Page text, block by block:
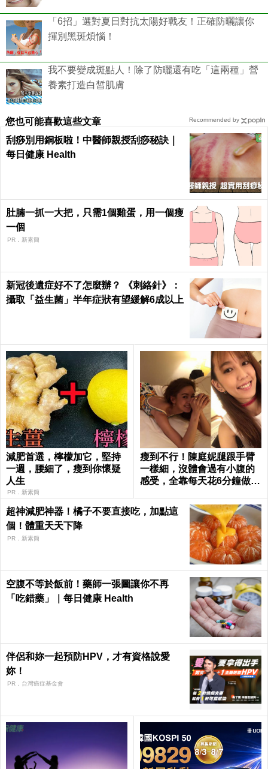
「6招」選對夏日對抗太陽好戰友！正確防曬讓你
揮別黑斑煩惱！
我不要變成斑點人！除了防曬還有吃「這兩種」營
養素打造白皙肌膚
您也可能喜歡這些文章
刮痧別用銅板啦！中醫師親授刮痧秘訣｜
每日健康 Health
肚腩一抓一大把，只需1個雞蛋，用一個瘦
一個
PR．新素簡
新冠後遺症好不了怎麼辦？ 《刺絡針》：
攝取「益生菌」半年症狀有望緩解6成以上
減肥首選，檸檬加它，堅持
一週，腰細了，瘦到你懷疑
人生
PR．新素簡
瘦到不行！陳庭妮腿跟手臂
一樣細，沒體會過有小腹的
感受，全靠每天花6分鐘做這
超神減肥神器！橘子不要直接吃，加點這
個！體重天天下降
PR．新素簡
空腹不等於飯前！藥師一張圖讓你不再
「吃錯藥」｜每日健康 Health
伴侶和妳一起預防HPV，才有資格說愛
妳！
PR．台灣癌症基金會
Recommended by